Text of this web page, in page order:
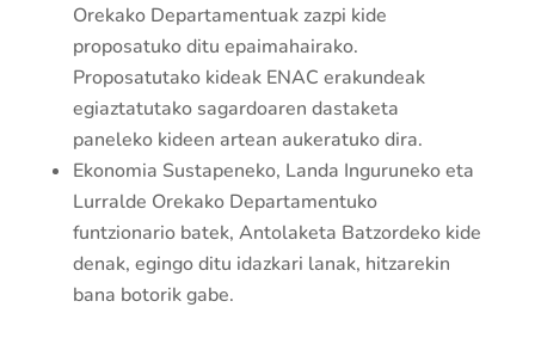
Orekako Departamentuak zazpi kide
proposatuko ditu epaimahairako.
Proposatutako kideak ENAC erakundeak
egiaztatutako sagardoaren dastaketa
paneleko kideen artean aukeratuko dira.
Ekonomia Sustapeneko, Landa Inguruneko eta
Lurralde Orekako Departamentuko
funtzionario batek, Antolaketa Batzordeko kide
denak, egingo ditu idazkari lanak, hitzarekin
bana botorik gabe.